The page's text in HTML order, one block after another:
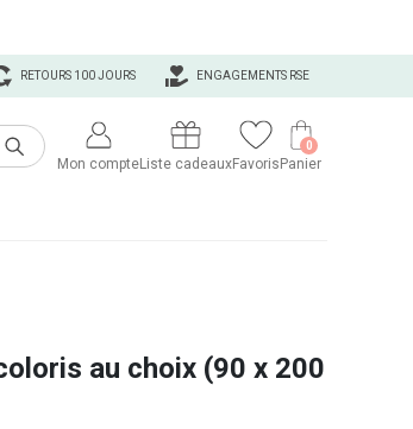
ENGAGEMENTS RSE
RETOURS 100 JOURS
Mon compteListe cadeauxFavoris Panier
0
au choix (90 x 200